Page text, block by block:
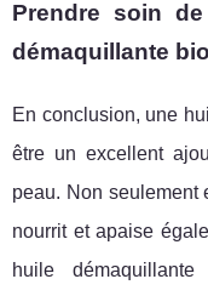
Prendre soin
démaquillante bio
En conclusion, une
être un excellent
peau. Non seulement
nourrit et apaise
huile